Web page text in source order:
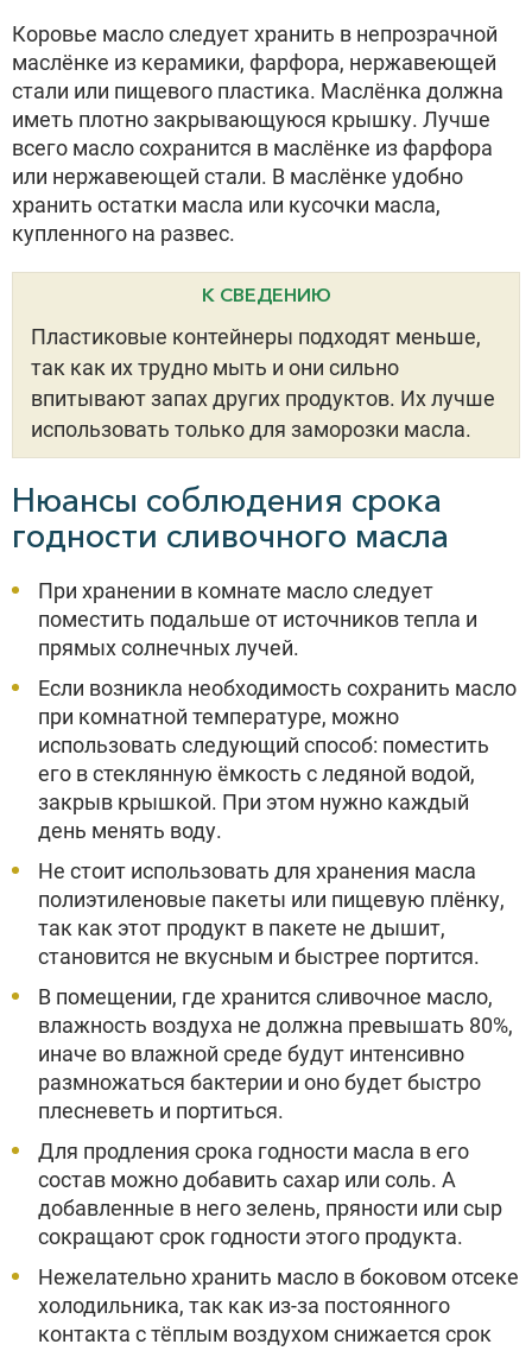
Коровье масло следует хранить в непрозрачной
маслёнке из керамики, фарфора, нержавеющей
стали или пищевого пластика. Маслёнка должна
иметь плотно закрывающуюся крышку. Лучше
всего масло сохранится в маслёнке из фарфора
или нержавеющей стали. В маслёнке удобно
хранить остатки масла или кусочки масла,
купленного на развес.
К СВЕДЕНИЮ
Пластиковые контейнеры подходят меньше,
так как их трудно мыть и они сильно
впитывают запах других продуктов. Их лучше
использовать только для заморозки масла.
Нюансы соблюдения срока
годности сливочного масла
При хранении в комнате масло следует
поместить подальше от источников тепла и
прямых солнечных лучей.
Если возникла необходимость сохранить масло
при комнатной температуре, можно
использовать следующий способ: поместить
его в стеклянную ёмкость с ледяной водой,
закрыв крышкой. При этом нужно каждый
день менять воду.
Не стоит использовать для хранения масла
полиэтиленовые пакеты или пищевую плёнку,
так как этот продукт в пакете не дышит,
становится не вкусным и быстрее портится.
В помещении, где хранится сливочное масло,
влажность воздуха не должна превышать 80%,
иначе во влажной среде будут интенсивно
размножаться бактерии и оно будет быстро
плесневеть и портиться.
Для продления срока годности масла в его
состав можно добавить сахар или соль. А
добавленные в него зелень, пряности или сыр
сокращают срок годности этого продукта.
Нежелательно хранить масло в боковом отсеке
холодильника, так как из-за постоянного
контакта с тёплым воздухом снижается срок